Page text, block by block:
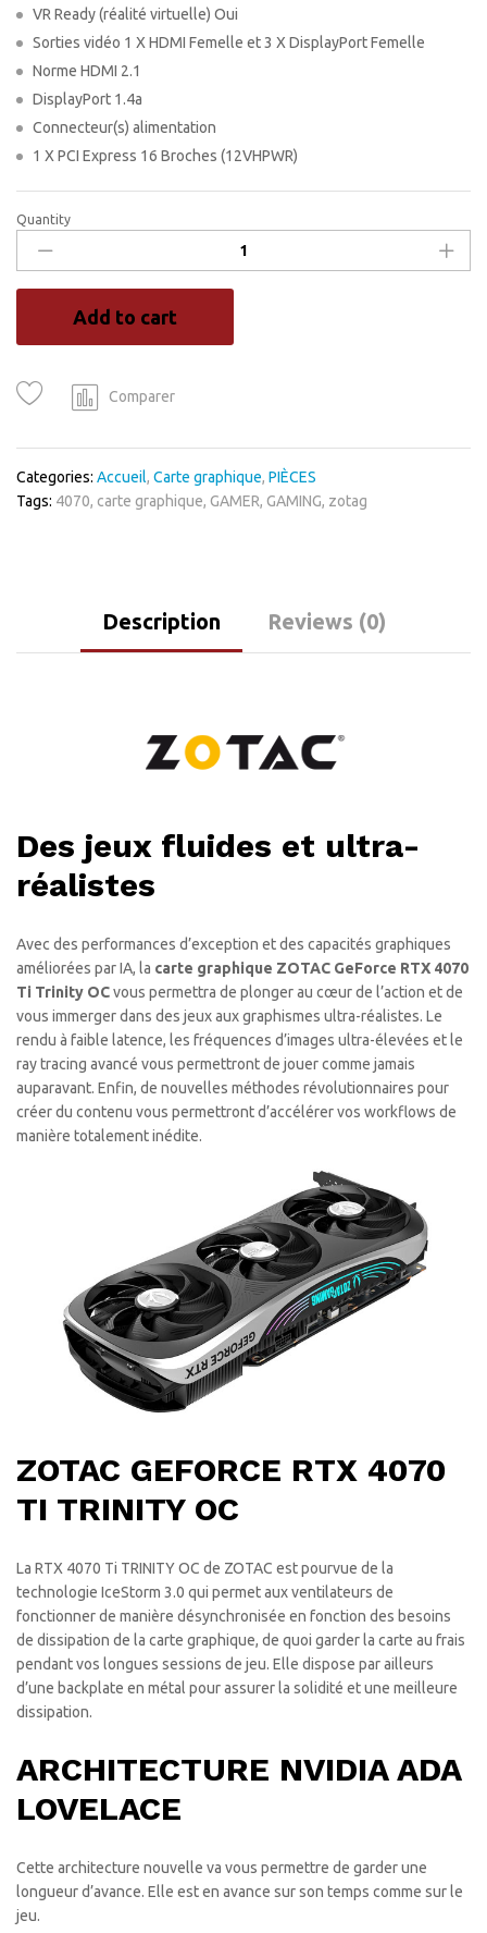
VR Ready (réalité virtuelle) Oui
Sorties vidéo 1 X HDMI Femelle et 3 X DisplayPort Femelle
Norme HDMI 2.1
DisplayPort 1.4a
Connecteur(s) alimentation
1 X PCI Express 16 Broches (12VHPWR)
ZOTAC
GeForce
RTX
4070
Trinity
12
HDMI/Tri
DisplayPort
RTX
Quantity
Add to cart
Comparer
Categories: Accueil, Carte graphique, PIÈCES
Tags: 4070, carte graphique, GAMER, GAMING, zotag
Description Reviews (0)
Des jeux fluides et ultra-
réalistes
Avec des performances d’exception et des capacités graphiques
améliorées par IA, la carte graphique ZOTAC GeForce RTX 4070
Ti Trinity OCvous permettra de plonger au cœur de l’action et de
vous immerger dans des jeux aux graphismes ultra-réalistes. Le
rendu à faible latence, les fréquences d’images ultra-élevées et le
ray tracing avancé vous permettront de jouer comme jamais
auparavant. Enfin, de nouvelles méthodes révolutionnaires pour
créer du contenu vous permettront d’accélérer vos workflows de
manière totalement inédite.
ZOTAC GEFORCE RTX 4070
TI TRINITY OC
La RTX 4070 Ti TRINITY OC de ZOTAC est pourvue de la
technologie IceStorm 3.0 qui permet aux ventilateurs de
fonctionner de manière désynchronisée en fonction des besoins
de dissipation de la carte graphique, de quoi garder la carte au frais
pendant vos longues sessions de jeu. Elle dispose par ailleurs
d’une backplate en métal pour assurer la solidité et une meilleure
dissipation.
ARCHITECTURE NVIDIA ADA
LOVELACE
Cette architecture nouvelle va vous permettre de garder une
longueur d’avance. Elle est en avance sur son temps comme sur le
jeu.